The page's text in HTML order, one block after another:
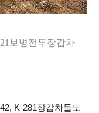
보병전투장갑차
K-281장갑차들도